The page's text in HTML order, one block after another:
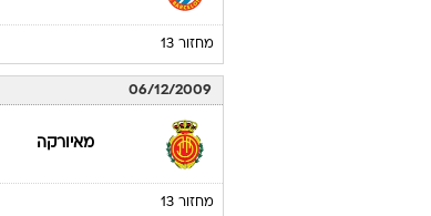
מחזור 13
06/12/2009
מאיורקה
מחזור 13